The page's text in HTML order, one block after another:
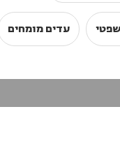
עדים מומחים